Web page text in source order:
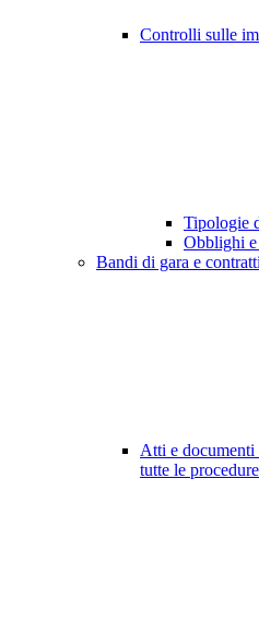
Controlli sulle
Tipologie
Obblighi e
Bandi di gara e contratti
Atti e documenti
tutte le procedure